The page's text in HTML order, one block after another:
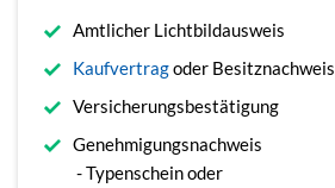
Amtlicher Lichtbildausweis
Kaufvertragoder Besitznachweis
Versicherungsbestätigung
Genehmigungsnachweis
- Typenschein oder